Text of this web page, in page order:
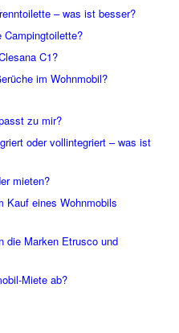
– was ist besser?
Campingtoilette?
C1?
im Wohnmobil?
zu mir?
oder vollintegriert – was ist
mieten?
Kauf eines Wohnmobils
die Marken Etrusco und
Miete ab?